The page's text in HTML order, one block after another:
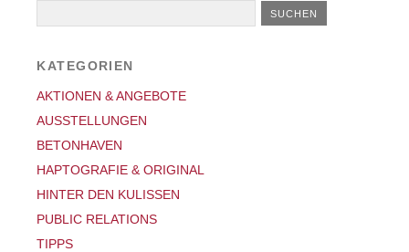
KATEGORIEN
AKTIONEN & ANGEBOTE
AUSSTELLUNGEN
BETONHAVEN
HAPTOGRAFIE & ORIGINAL
HINTER DEN KULISSEN
PUBLIC RELATIONS
TIPPS